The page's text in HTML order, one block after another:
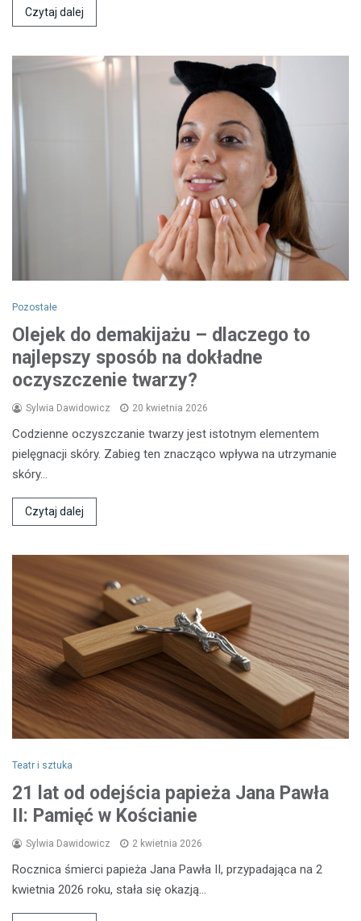
Czytaj dalej
Pozostałe
Olejek do demakijażu – dlaczego to
najlepszy sposób na dokładne
oczyszczenie twarzy?
Sylwia Dawidowicz 20 kwietnia 2026
Codzienne oczyszczanie twarzy jest istotnym elementem
pielęgnacji skóry. Zabieg ten znacząco wpływa na utrzymanie
skóry…
Czytaj dalej
Teatr i sztuka
21 lat od odejścia papieża Jana Pawła
II: Pamięć w Kościanie
Sylwia Dawidowicz 2 kwietnia 2026
Rocznica śmierci papieża Jana Pawła II, przypadająca na 2
kwietnia 2026 roku, stała się okazją…